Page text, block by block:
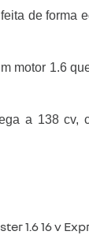
de
motor 1.6
a 138
16 v